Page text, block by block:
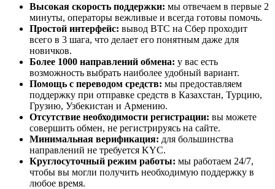
Высокая скорость поддержки: мы отвечаем в первые 2
минуты, операторы вежливые и всегда готовы помочь.
Простой интерфейс: вывод BTC на Сбер проходит
всего в 3 шага, что делает его понятным даже для
новичков.
Более 1000 направлений обмена: у вас есть
возможность выбрать наиболее удобный вариант.
Помощь с переводом средств: мы предоставляем
поддержку при отправке средств в Казахстан, Турцию,
Грузию, Узбекистан и Армению.
Отсутствие необходимости регистрации: вы можете
совершить обмен, не регистрируясь на сайте.
Минимальная верификация: для большинства
направлений не требуется KYC.
Круглосуточный режим работы: мы работаем 24/7,
чтобы вы могли получить необходимую поддержку в
любое время.